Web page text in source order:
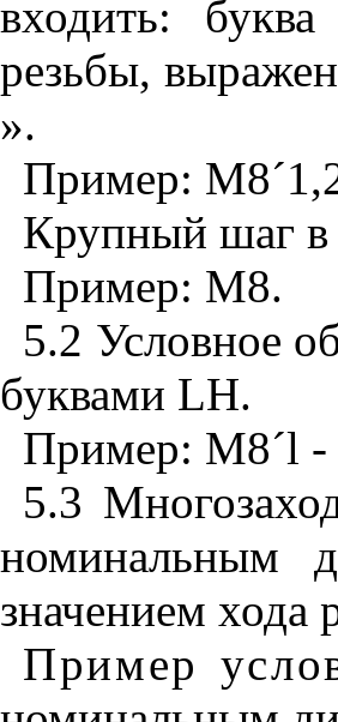
входить:
резьбы,
».
Пример: М8´
Крупный шаг в
Пример: М8.
5.2 Условное
буквами LH.
Пример: M8´l -
5.3
номинальным
значением хода
Пример